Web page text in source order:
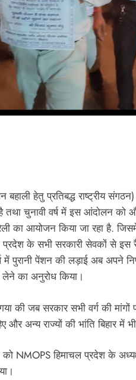
हेतु प्रतिबद्ध राष्ट्रीय
है तथा चुनावी वर्ष में इस आंदोलन
का आयोजन किया जा रहा है.
प्रदेश के सभी सरकारी सेवकों से
में पुरानी पेंशन की लड़ाई अब अपने
का अनुरोध किया।
गया की जब सरकार सभी वर्ग की
और अन्य राज्यों की भांति बिहार में
को NMOPS हिमाचल प्रदेश के